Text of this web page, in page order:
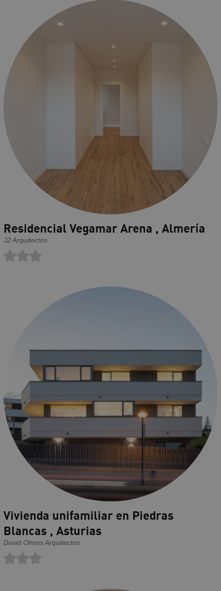
Residencial Vegamar Arena , Almería
J2 Arquitectos
Vivienda unifamiliar en Piedras
Blancas , Asturias
David Olmos Arquitectos